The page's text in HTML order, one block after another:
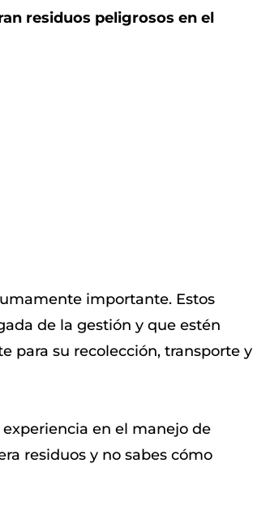
residuos peligrosos en el
importante. Estos
de la gestión y que estén
para su recolección, transporte y
en el manejo de
residuos y no sabes cómo